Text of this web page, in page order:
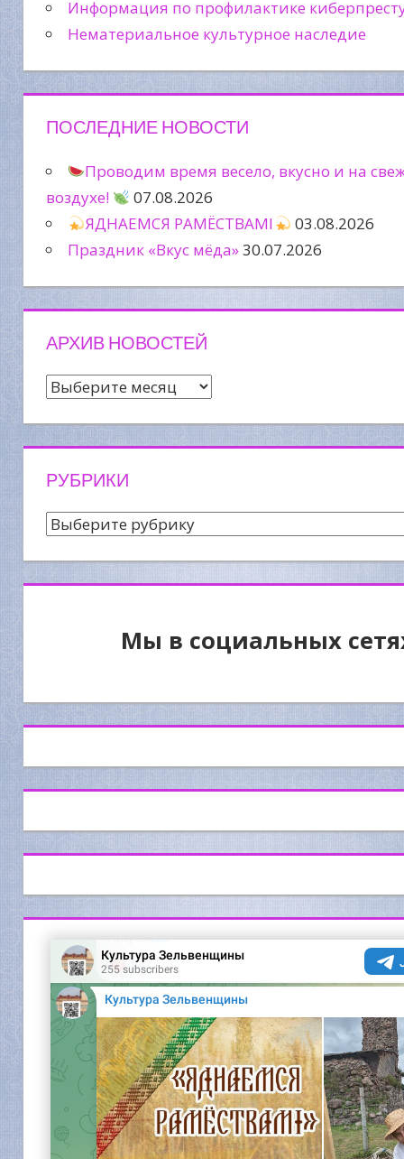
Информация по профилактике
Нематериальное культурное наследие
ПОСЛЕДНИЕ НОВОСТИ
Проводим время весело, вкусно и на
воздухе!
07.08.2026
ЯДНАЕМСЯ РАМЁСТВАМІ
03.08.2026
Праздник «Вкус мёда»30.07.2026
АРХИВ НОВОСТЕЙ
Архив
РУБРИКИ
Рубрики
Мы в социальных